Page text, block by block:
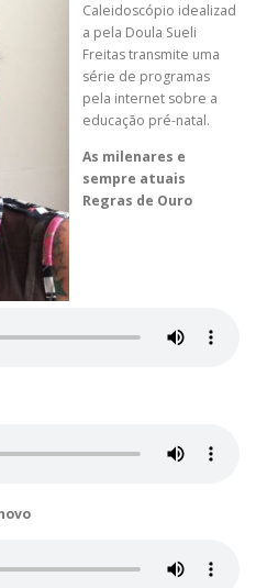
Caleidoscópio idealizad
a pela Doula Sueli
Freitas transmite uma
série de programas
pela internet sobre a
educação pré-natal.
As milenares e
sempre atuais
Regras de Ouro